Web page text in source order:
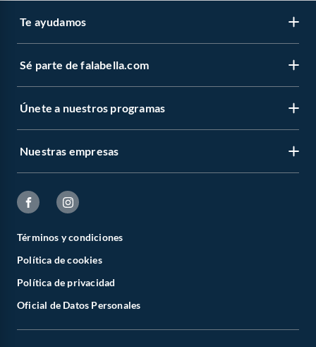
Te ayudamos
Sé parte de falabella.com
Únete a nuestros programas
Nuestras empresas
Términos y condiciones
Política de cookies
Política de privacidad
Oficial de Datos Personales